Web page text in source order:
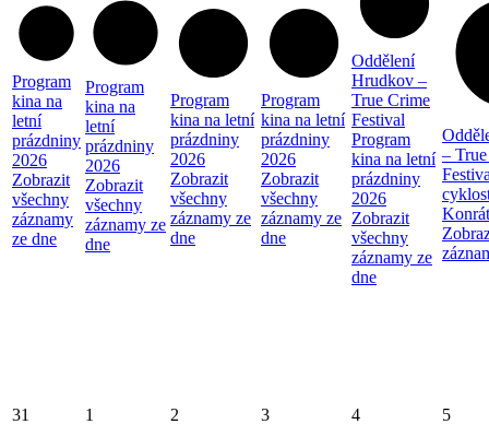
Program
kina na
letní
prázdniny
2026
Zobrazit
všechny
záznamy
ze dne
Program
kina na
letní
prázdniny
2026
Zobrazit
všechny
záznamy ze
dne
Program
kina na letní
prázdniny
2026
Zobrazit
všechny
záznamy ze
dne
Program
kina na letní
prázdniny
2026
Zobrazit
všechny
záznamy ze
dne
Oddělení
Hrudkov –
True Crime
Festival
Program
kina na letní
prázdniny
2026
Zobrazit
všechny
záznamy ze
dne
–
31 1 2 3 4 5